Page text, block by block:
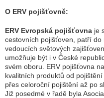
O ERV pojišťovně:
ERV Evropská pojišťovna je
cestovních pojišťoven, patří
vedoucích světových
umožňuje být i v České
svém oboru. ERV pojišťovna
kvalitních produktů od
přes celoroční pojištění až po
Již posedmé v řadě byla